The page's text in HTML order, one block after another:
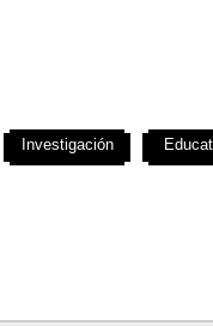
Investigación